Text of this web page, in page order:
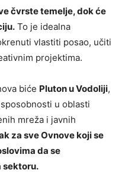
čvrste temelje, dok će
To je idealna
vlastiti posao, učiti
projektima.
biće Pluton u Vodoliji,
u oblasti
mreža i javnih
za sve Ovnove koji se
da se
sektoru.